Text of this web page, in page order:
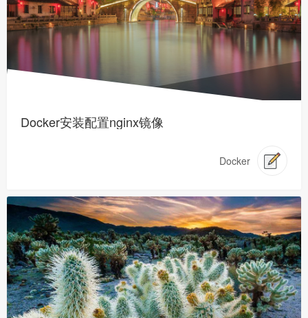
Docker安装配置nginx镜像
Docker